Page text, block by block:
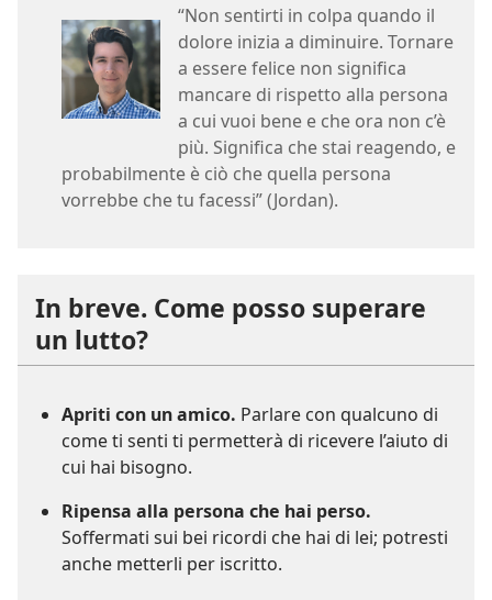
“Non sentirti in colpa quando il
dolore inizia a diminuire. Tornare
a essere felice non significa
mancare di rispetto alla persona
a cui vuoi bene e che ora non c’è
più. Significa che stai reagendo, e
probabilmente è ciò che quella persona
vorrebbe che tu facessi” (Jordan).
In breve. Come posso superare
un lutto?
Apriti con un amico. Parlare con qualcuno di
come ti senti ti permetterà di ricevere l’aiuto di
cui hai bisogno.
Ripensa alla persona che hai perso.
Soffermati sui bei ricordi che hai di lei; potresti
anche metterli per iscritto.